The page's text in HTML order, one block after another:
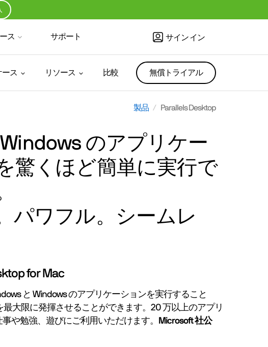
ス サポート サイン イン
無償トライアル
ース リソース 比較
製品 Parallels Desktop
のアプリケー
驚くほど簡単に実行で
パワフル。シームレ
for Mac
と Windows のアプリケーションを実行すること
最大限に発揮させることができます。20 万以上のアプリ
や勉強、遊びにご利用いただけます。
Microsoft 社公